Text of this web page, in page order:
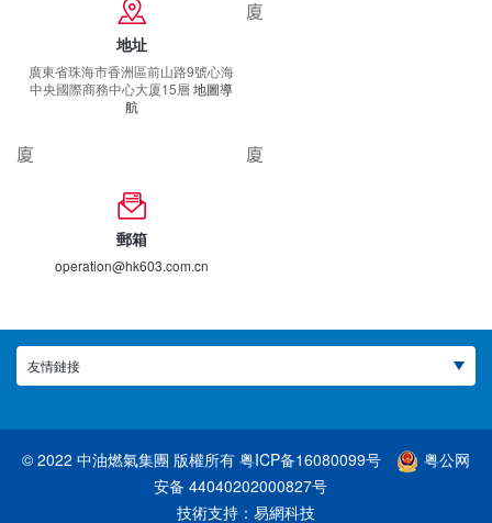
地址
廣東省珠海市香洲區前山路9號心海
中央國際商務中心大厦15層地圖導
航
廈
廈 廈
郵箱
operation@hk603.com.cn
友情鏈接
© 2022 中油燃氣集團 版權所有 粤ICP备16080099号
粤公网
安备 44040202000827号
技術支持： 易網科技